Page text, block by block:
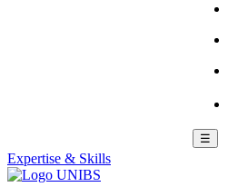
☰
Expertise & Skills